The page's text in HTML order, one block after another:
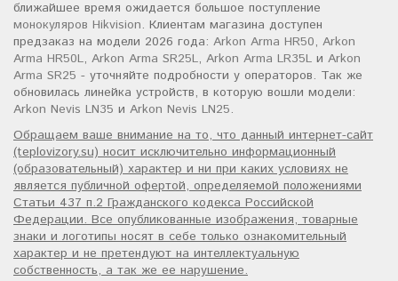
ближайшее время ожидается большое поступление
монокуляров Hikvision. Клиентам магазина доступен
предзаказ на модели 2026 года: Arkon Arma HR50, Arkon
Arma HR50L, Arkon Arma SR25L, Arkon Arma LR35L и Arkon
Arma SR25 - уточняйте подробности у операторов. Так же
обновилась линейка устройств, в которую вошли модели:
Arkon Nevis LN35 и Arkon Nevis LN25.
Обращаем ваше внимание на то, что данный интернет-сайт
(teplovizory.su) носит исключительно информационный
(образовательный) характер и ни при каких условиях не
является публичной офертой, определяемой положениями
Статьи 437 п.2 Гражданского кодекса Российской
Федерации. Все опубликованные изображения, товарные
знаки и логотипы носят в себе только ознакомительный
характер и не претендуют на интеллектуальную
собственность, а так же ее нарушение.